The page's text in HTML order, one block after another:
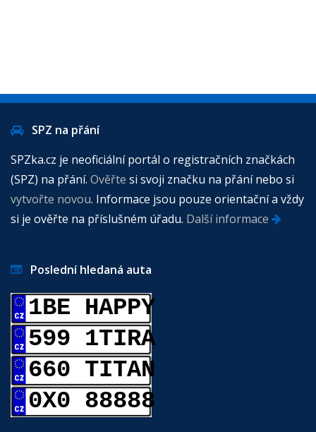
SPZ na přání
SPZka.cz je neoficiální portál o registračních značkách
(SPZ) na přání. Ověřte si svoji značku na přání nebo si
vytvořte novou. Informace jsou pouze orientační a vždy
si je ověřte na příslušném úřadu. Další informace
Poslední hledaná auta
1BE HAPPY
599 1TIRA
660 TITAN
0X0 88888